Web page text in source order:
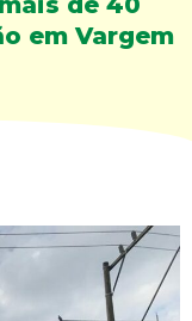
em Vargem